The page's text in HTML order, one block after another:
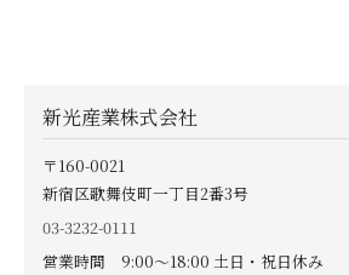
新光産業株式会社
〒160-0021
新宿区歌舞伎町一丁目2番3号
03-3232-0111
営業時間 9:00〜18:00 土日・祝日休み